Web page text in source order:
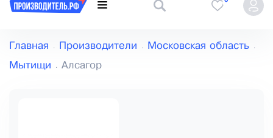
Главная Производители Московская область
Мытищи Алсагор